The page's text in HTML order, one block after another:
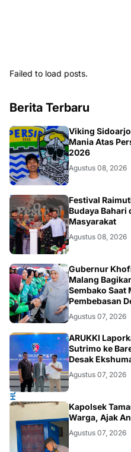
Failed to load posts.
Berita Terbaru
BOLA
Viking
Mania Atas
2026
Agustus 08, 2026
TNI
Festival
Budaya Bahari
Masyarakat
Agustus 08, 2026
SOSIAL
Gubernur
Malang
Sembako Saat
Pembebasan
PKB
Agustus 07, 2026
HUKUM.NASIONAL
ARUKKI
Sutrimo ke
Desak
Agustus 07, 2026
POLRI.SOSIAL
Kapolsek
Warga, Ajak
Agustus 07, 2026